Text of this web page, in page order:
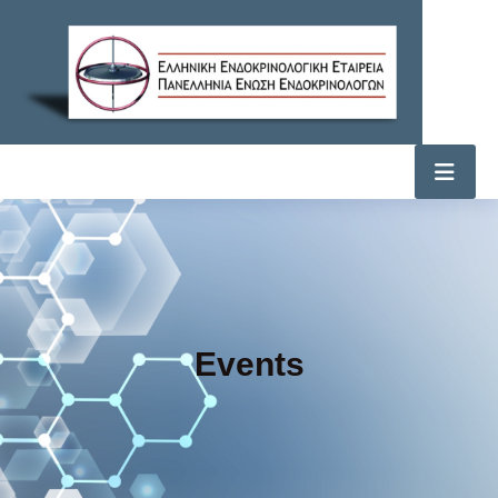
Events